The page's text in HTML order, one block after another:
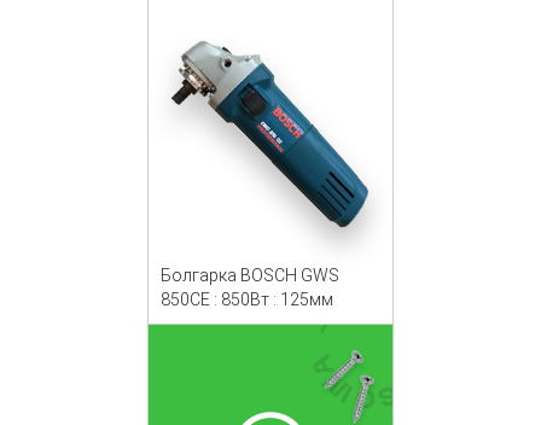
Болгарка BOSCH GWS
850CE : 850Вт : 125мм